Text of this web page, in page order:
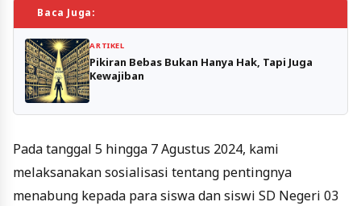
Baca Juga:
ARTIKEL
Pikiran Bebas Bukan Hanya Hak, Tapi Juga
Kewajiban
Pada tanggal 5 hingga 7 Agustus 2024, kami
melaksanakan sosialisasi tentang pentingnya
menabung kepada para siswa dan siswi SD Negeri 03